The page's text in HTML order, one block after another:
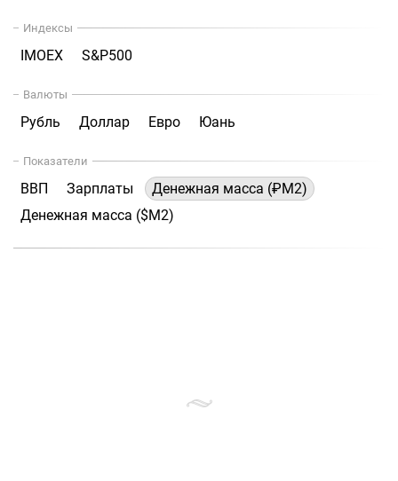
Индексы
IMOEX S&P500
Валюты
Рубль Доллар Евро Юань
Показатели
ВВП Зарплаты
Денежная масса (₽М2)
Денежная масса ($М2)